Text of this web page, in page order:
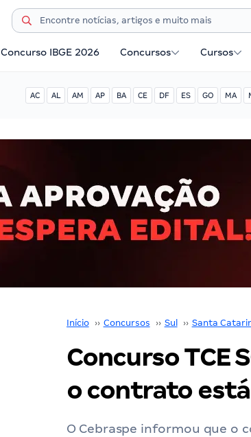
Concurso IBGE 2026 Concursos Cursos
AC AL AM AP BA CE DF ES GO MA
Início ›› Concursos ›› Sul ›› Santa
Concurso TCE
o contrato
O Cebraspe informou que o